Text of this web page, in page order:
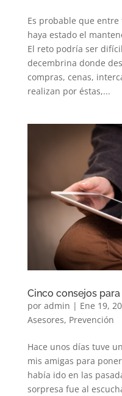
Es probable que
haya estado el
El reto podría ser
decembrina donde
compras, cenas,
realizan por éstas,...
Cinco consejos
por admin | Ene 19,
Asesores, Prevención
Hace unos días tuve
mis amigas para
había ido en las
sorpresa fue al